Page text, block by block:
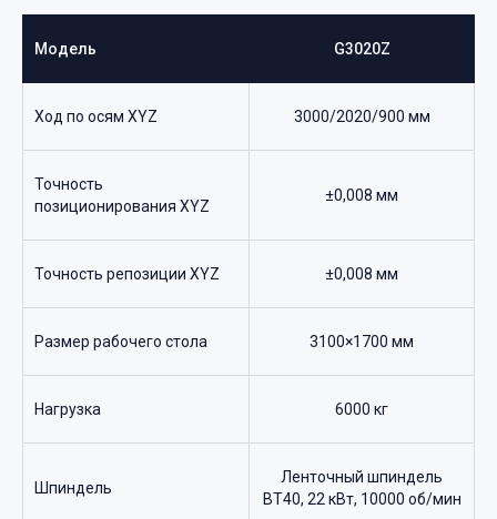
Модель G3020Z
Ход по осям XYZ 3000/2020/900 мм
Точность
позиционирования XYZ
±0,008 мм
Точность репозиции XYZ ±0,008 мм
Размер рабочего стола 3100×1700 мм
Нагрузка 6000 кг
Шпиндель
Ленточный шпиндель
BT40, 22 кВт, 10000 об/мин